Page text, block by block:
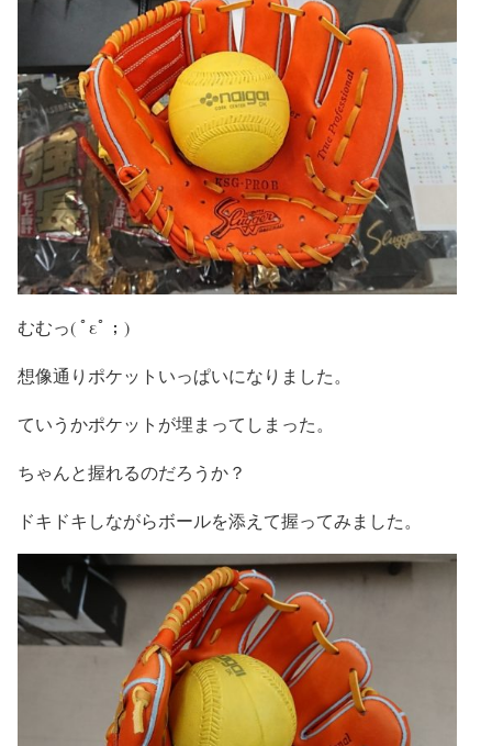
むむっ( ﾟεﾟ；)
想像通りポケットいっぱいになりました。
ていうかポケットが埋まってしまった。
ちゃんと握れるのだろうか？
ドキドキしながらボールを添えて握ってみました。